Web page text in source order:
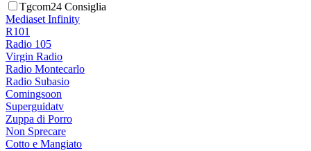
Tgcom24 Consiglia
Mediaset Infinity
R101
Radio 105
Virgin Radio
Radio Montecarlo
Radio Subasio
Comingsoon
Superguidatv
Zuppa di Porro
Non Sprecare
Cotto e Mangiato